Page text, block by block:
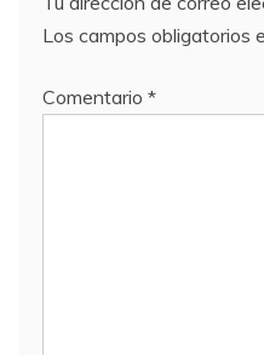
Los campos obligatorios
Comentario *